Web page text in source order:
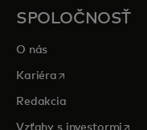
SPOLOČNOSŤ
O nás
Kariéra opens in a new
Redakcia
Vzťahy s investormi